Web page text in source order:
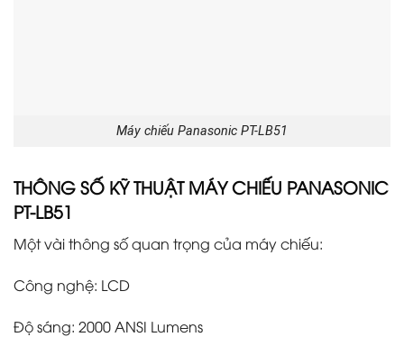
Máy chiếu Panasonic PT-LB51
THÔNG SỐ KỸ THUẬT MÁY CHIẾU PANASONIC
PT-LB51
Một vài thông số quan trọng của máy chiếu:
Công nghệ: LCD
Độ sáng: 2000 ANSI Lumens